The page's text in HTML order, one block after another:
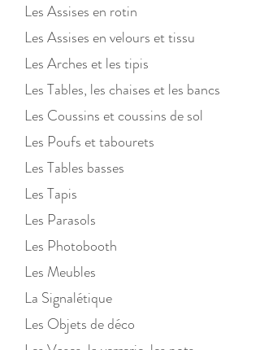
Les Assises en rotin
Les Assises en velours et tissu
Les Arches et les tipis
Les Tables, les chaises et les bancs
Les Coussins et coussinsde sol
Les Poufs et tabourets
Les Tables basses
Les Tapis
Les Parasols
Les Photobooth
Les Meubles
La Signalétique
Les Objets de déco